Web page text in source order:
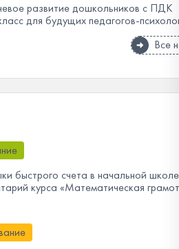
развитие дошкольников с ПДК
для будущих педагогов-
Все
быстрого счета в начальной
курса «Математическая